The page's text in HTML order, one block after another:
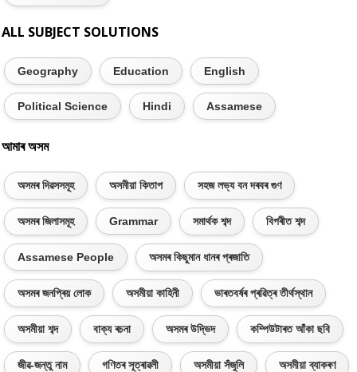
ALL SUBJECT SOLUTIONS
Geography Education English
Political Science Hindi Assamese
আমাৰ অসম
অসমৰ দিৱসসমূহ অসমীয়া কিতাপ সহজ লভ্য বন দৰবৰ গুণ
অসমৰ জিলাসমূহ Grammar সমাৰ্থক শব্দ বিপৰীত শব্দ
Assamese People অসমৰ কিছুমান ধানৰ প্ৰজাতি
অসমৰ জনপ্ৰিয় লোক অসমীয়া কাহিনী ভাৰতবৰ্ষৰ প্ৰৱিত্ৰ তীৰ্থস্থান
অসমীয়া শব্দ বাক্য ৰচনা অসমৰ উদ্ভিদ কম্পিউটাৰত আঁকা ছবি
জীৱ-জন্তু নাম গণিতৰ সূত্ৰাৱলী অসমীয়া সঁজুলি অসমীয়া ব্যাকৰণ